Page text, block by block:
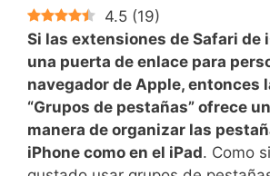
4.5 (19)
Si las extensiones de Safari de
una puerta de enlace para
navegador de Apple, entonces
“Grupos de pestañas” ofrece
manera de organizar las
iPhone como en el iPad. Como